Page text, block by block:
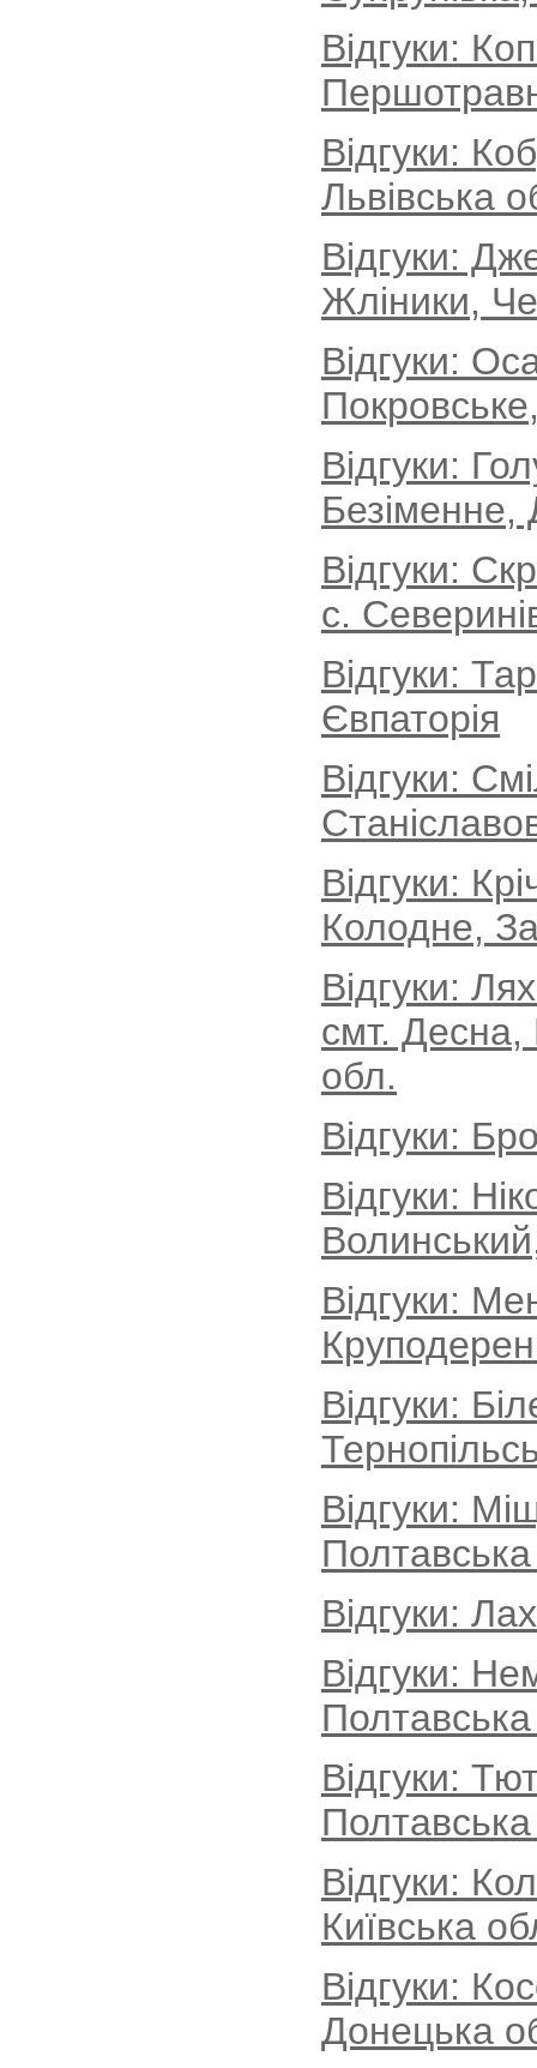
Відгуки:
Відгуки:
Львівська
Відгуки:
Жліники,
Відгуки:
Відгуки:
Безіменне,
Відгуки:
с.
Відгуки:
Євпаторія
Відгуки:
Відгуки:
Колодне,
Відгуки:
смт. Десна,
обл.
Відгуки:
Відгуки:
Відгуки:
Відгуки:
Відгуки:
Відгуки:
Відгуки:
Відгуки:
Відгуки:
Київська
Відгуки:
Донецька